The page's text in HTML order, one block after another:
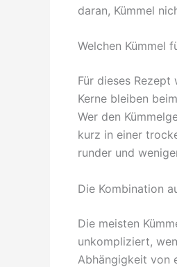
daran, Kümmel
Welchen Kümmel
Für dieses Rezept
Kerne bleiben
Wer den
kurz in einer
runder und
Die Kombination
Die meisten
unkompliziert,
Abhängigkeit von